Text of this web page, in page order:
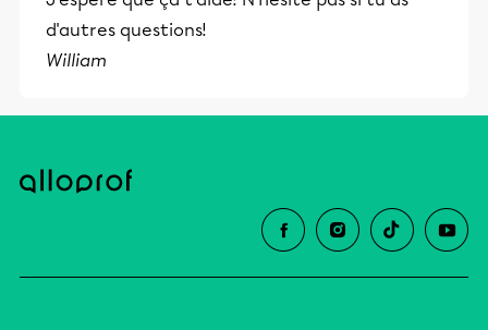
d'autres questions!
William